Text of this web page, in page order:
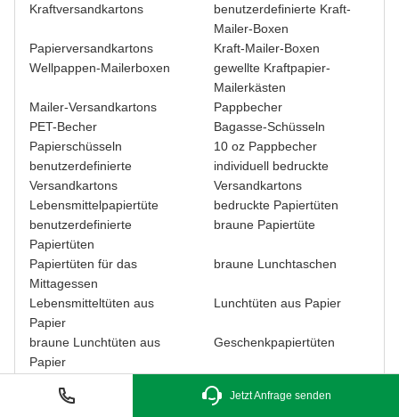
Kraftversandkartons
benutzerdefinierte Kraft-
Mailer-Boxen
Papierversandkartons
Kraft-Mailer-Boxen
Wellpappen-Mailerboxen
gewellte Kraftpapier-
Mailerkästen
Mailer-Versandkartons
Pappbecher
PET-Becher
Bagasse-Schüsseln
Papierschüsseln
10 oz Pappbecher
benutzerdefinierte
Versandkartons
individuell bedruckte
Versandkartons
Lebensmittelpapiertüte
bedruckte Papiertüten
benutzerdefinierte
Papiertüten
braune Papiertüte
Papiertüten für das
Mittagessen
braune Lunchtaschen
Lebensmitteltüten aus
Papier
Lunchtüten aus Papier
braune Lunchtüten aus
Papier
Geschenkpapiertüten
Geschenkpapiertüte
Versandpapiertüten
Jetzt Anfrage senden